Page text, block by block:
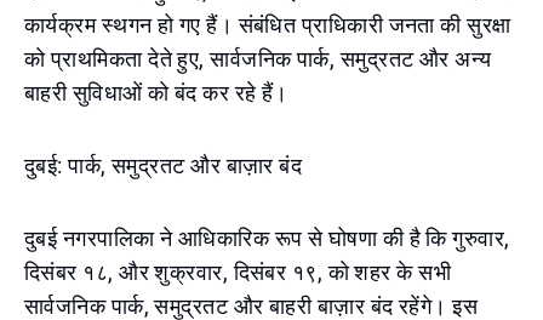
कार्यक्रम स्थगन हो गए हैं। संबंधित प्राधिकारी जनता की सुरक्षा
को प्राथमिकता देते हुए, सार्वजनिक पार्क, समुद्रतट और अन्य
बाहरी सुविधाओं को बंद कर रहे हैं।
दुबई: पार्क, समुद्रतट और बाज़ार बंद
दुबई नगरपालिका ने आधिकारिक रूप से घोषणा की है कि गुरुवार,
दिसंबर १८, और शुक्रवार, दिसंबर १९, को शहर के सभी
सार्वजनिक पार्क, समुद्रतट और बाहरी बाज़ार बंद रहेंगे। इस